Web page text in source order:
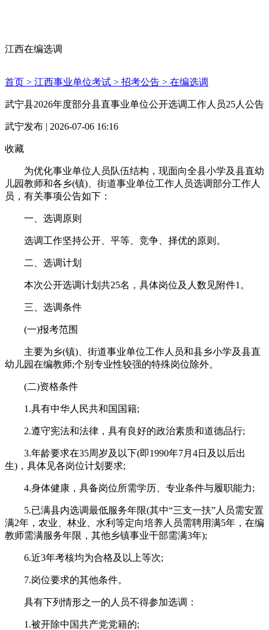
江西在编选调
首页 > 江西事业单位考试 > 招考公告 > 在编选调
武宁县2026年度部分县直事业单位公开选调工作人员25人公告
武宁发布 | 2026-07-06 16:16
收藏
为优化事业单位人员队伍结构，现面向全县小学及县直幼
儿园教师和各乡(镇)、街道事业单位工作人员选调部分工作人
员，有关事项公告如下：
一、选调原则
选调工作坚持公开、平等、竞争、择优的原则。
二、选调计划
本次公开选调计划共25名，具体岗位及人数见附件1。
三、选调条件
(一)报考范围
主要为乡(镇)、街道事业单位工作人员和县乡小学及县直
幼儿园在编教师;个别专业性较强的特殊岗位除外。
(二)资格条件
1.具有中华人民共和国国籍;
2.遵守宪法和法律，具有良好的政治素质和道德品行;
3.年龄要求在35周岁及以下(即1990年7月4日及以后出
生)，具体见各岗位计划要求;
4.身体健康，具备岗位所需学历、专业条件与履职能力;
5.已满县内选调最低服务年限(其中“三支一扶”人员需安置
满2年，农业、林业、水利等定向培养人员需聘用满5年，在编
教师需满服务年限，其他乡镇事业干部需满3年);
6.近3年考核均为合格及以上等次;
7.岗位要求的其他条件。
具有下列情形之一的人员不得参加选调：
1.被开除中国共产党党籍的;